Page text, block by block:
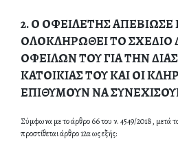
2.Ο ΟΦΕΙΛΕΤΗΣ ΑΠΕΒΙΩΣΕ
ΟΛΟΚΛΗΡΩΘΕΙ ΤΟ ΣΧΕΔΙΟ
ΟΦΕΙΛΩΝ ΤΟΥ ΓΙΑ ΤΗΝ
ΚΑΤΟΙΚΙΑΣ ΤΟΥ ΚΑΙ ΟΙ
ΕΠΙΘΥΜΟΥΝ ΝΑ
Σύμφωνα με το άρθρο 66 του ν. 4549/2018, μετά
προστίθεται άρθρο 12α ως εξής: